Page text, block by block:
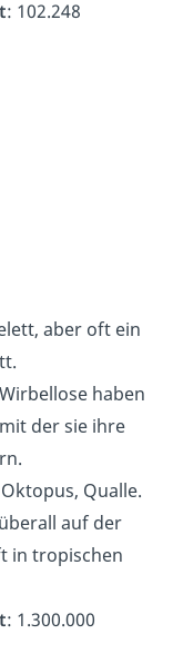
: 102.248
aber oft ein
Wirbellose haben
der sie ihre
Oktopus, Qualle.
überall auf der
in tropischen
: 1.300.000